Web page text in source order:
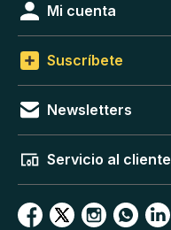
Mi cuenta
Suscríbete
Newsletters
Servicio al cliente